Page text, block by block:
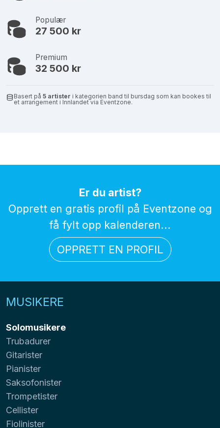
Populær
27 500 kr
Premium
32 500 kr
Basert på 5 artister i kategorien band til bursdag som kan bookes til
et arrangement i Innlandet via Eventzone.
Er du artist?
Opprett en gratis profil på Eventzone og
få fylt opp kalenderen...
OPPRETT EN PROFIL
MUSIKERE
Solomusikere
Trubadurer
Gitarister
Pianister
Saksofonister
Trompetister
Cellister
Fiolinister